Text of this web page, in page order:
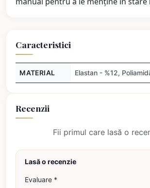
Caracteristici
MATERIAL Elastan - %12,
Recenzii
Fii primul care lasă o
Lasă o recenzie
Evaluare *